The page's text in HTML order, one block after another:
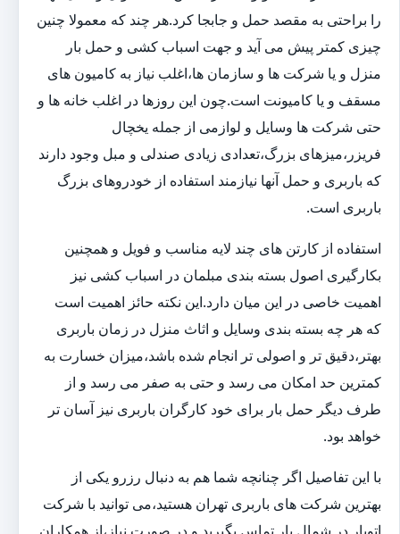
را براحتی به مقصد حمل و جابجا کرد.هر چند که معمولا چنین
چیزی کمتر پیش می آید و جهت اسباب کشی و حمل بار
منزل و یا شرکت ها و سازمان ها،اغلب نیاز به کامیون های
مسقف و یا کامیونت است.چون این روزها در اغلب خانه ها و
حتی شرکت ها وسایل و لوازمی از جمله یخچال
فریزر،میزهای بزرگ،تعدادی زیادی صندلی و مبل وجود دارند
که باربری و حمل آنها نیازمند استفاده از خودروهای بزرگ
باربری است.
استفاده از کارتن های چند لایه مناسب و فویل و همچنین
بکارگیری اصول بسته بندی مبلمان در اسباب کشی نیز
اهمیت خاصی در این میان دارد.این نکته حائز اهمیت است
که هر چه بسته بندی وسایل و اثاث منزل در زمان باربری
بهتر،دقیق تر و اصولی تر انجام شده باشد،میزان خسارت به
کمترین حد امکان می رسد و حتی به صفر می رسد و از
طرف دیگر حمل بار برای خود کارگران باربری نیز آسان تر
خواهد بود.
با این تفاصیل اگر چنانچه شما هم به دنبال رزرو یکی از
بهترین شرکت های باربری تهران هستید،می توانید با شرکت